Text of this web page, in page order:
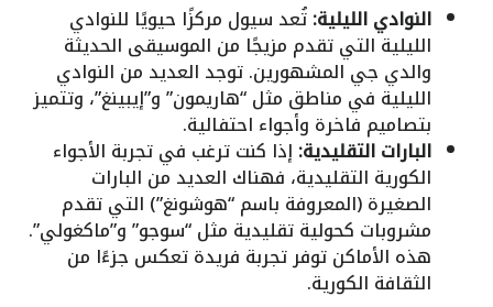
النوادي الليلية:تُعد سيول مركزًا حيويًا للنوادي
الليلية التي تقدم مزيجًا من الموسيقى الحديثة
والدي جي المشهورين. توجد العديد من النوادي
الليلية في مناطق مثل “هاريمون” و”إيبينغ”، وتتميز
بتصاميم فاخرة وأجواء احتفالية.
البارات التقليدية: إذا كنت ترغب في تجربة الأجواء
الكورية التقليدية، فهناك العديد من البارات
الصغيرة (المعروفة باسم “هوشونغ”) التي تقدم
مشروبات كحولية تقليدية مثل “سوجو” و”ماكغولي”.
هذه الأماكن توفر تجربة فريدة تعكس جزءًا من
الثقافة الكورية.